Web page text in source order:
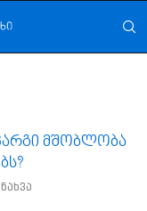
მშობლობა
ნახვა